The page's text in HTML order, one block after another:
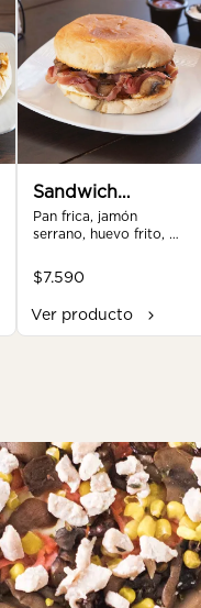
Sandwich
Arrayán
Pan frica, jamón
serrano, huevo frito,
salteados a la
mantequilla.
$7.590
Ver producto